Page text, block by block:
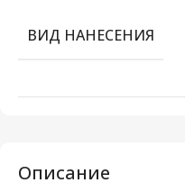
Описание
ВИД НАНЕСЕНИЯ